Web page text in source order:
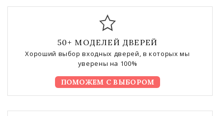
50+ МОДЕЛЕЙ ДВЕРЕЙ
Хороший выбор входных дверей, в которых мы
уверены на 100%
ПОМОЖЕМ С ВЫБОРОМ